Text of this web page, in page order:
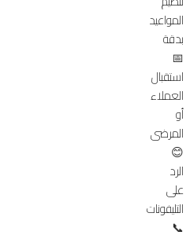
المواعيد
بدقة
📅
استقبال
العملاء
أو
المرضى
😊
الرد
على
التليفونات
📞